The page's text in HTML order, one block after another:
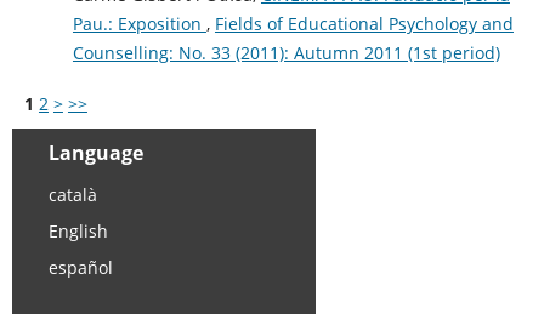
Pau.: Exposition , Fields of Educational Psychology and
Counselling: No. 33 (2011): Autumn 2011 (1st period)
1 2 > >>
Language
català
English
español